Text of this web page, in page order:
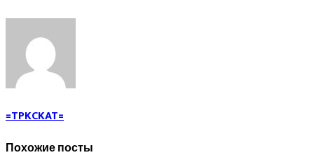
=TPKCKAT=
Похожие посты